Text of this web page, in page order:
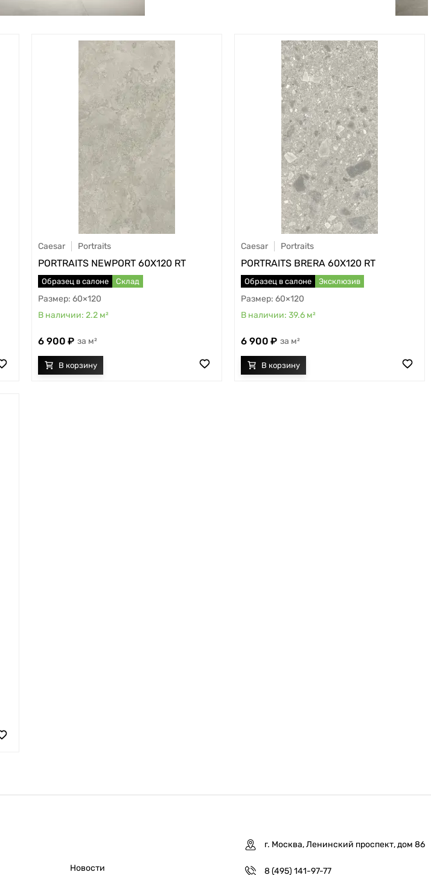
Caesar Portraits
PORTRAITS NEWPORT 60X120 RT
Образец в салоне Склад
60×120
2.2 м²
6 900 м²
Caesar Portraits
PORTRAITS BRERA 60X120 RT
Образец в салоне Эксклюзив
60×120
39.6 м²
6 900 м²
Новости
г. Москва, Ленинский проспект, дом 86
8 (495) 141-97-77